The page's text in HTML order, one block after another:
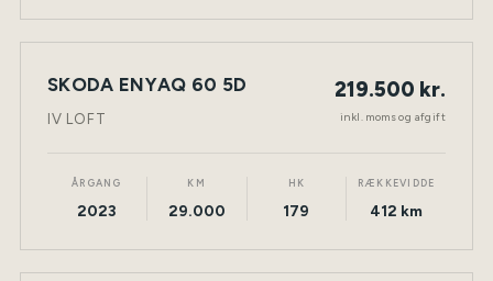
NY BIL ELEKTRISK TØNDER
SKODA ENYAQ 60 5D
IV LOFT
219.500 kr.
inkl. moms og afgift
ÅRGANG
2023
KM
29.000
HK
179
RÆKKEVIDDE
412 km